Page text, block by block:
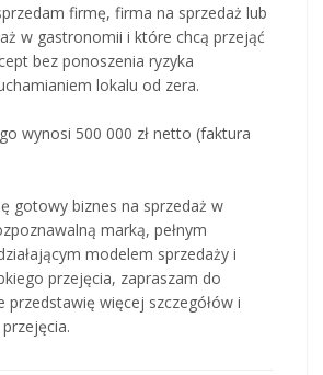
firmę, firma na sprzedaż lub
w gastronomii i które chcą przejąć
bez ponoszenia ryzyka
lokalu od zera.
wynosi 500 000 zł netto (faktura
gotowy biznes na sprzedaż w
marką, pełnym
modelem sprzedaży i
przejęcia, zapraszam do
przedstawię więcej szczegółów i